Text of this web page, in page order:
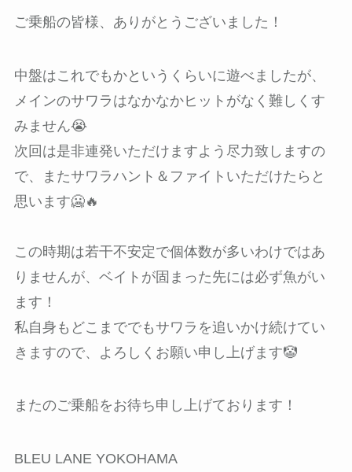
ご乗船の皆様、ありがとうございました！
中盤はこれでもかというくらいに遊べましたが、
メインのサワラはなかなかヒットがなく難しくす
みません😭
次回は是非連発いただけますよう尽力致しますの
で、またサワラハント＆ファイトいただけたらと
思います🥶🔥
この時期は若干不安定で個体数が多いわけではあ
りませんが、ベイトが固まった先には必ず魚がい
ます！
私自身もどこまででもサワラを追いかけ続けてい
きますので、よろしくお願い申し上げます🤡
またのご乗船をお待ち申し上げております！
BLEU LANE YOKOHAMA